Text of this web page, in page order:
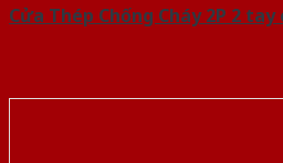
Cửa Thép Chống Cháy 2P 2